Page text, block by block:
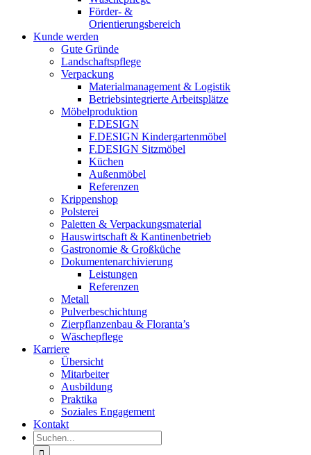
Förder- &
Orientierungsbereich
Kunde werden
Gute Gründe
Landschaftspflege
Verpackung
Materialmanagement & Logistik
Betriebsintegrierte Arbeitsplätze
Möbelproduktion
F.DESIGN
F.DESIGN Kindergartenmöbel
F.DESIGN Sitzmöbel
Küchen
Außenmöbel
Referenzen
Krippenshop
Polsterei
Paletten & Verpackungsmaterial
Hauswirtschaft & Kantinenbetrieb
Gastronomie & Großküche
Dokumentenarchivierung
Leistungen
Referenzen
Metall
Pulverbeschichtung
Zierpflanzenbau & Floranta’s
Wäschepflege
Karriere
Übersicht
Mitarbeiter
Ausbildung
Praktika
Soziales Engagement
Kontakt
Suche
nach: